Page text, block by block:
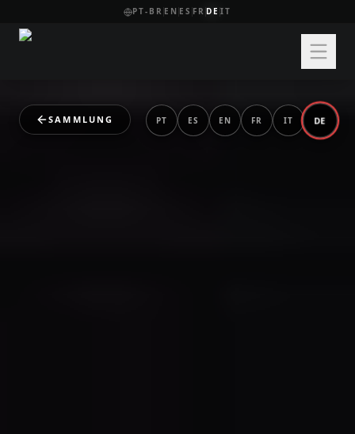
PT-BR EN ES FR DE IT
SAMMLUNG PT ES EN FR IT DE